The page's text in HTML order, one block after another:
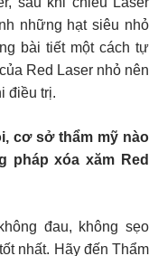
những hạt siêu nhỏ
bài tiết một cách tự
Red Laser nhỏ nên
điều trị.
cơ sở thẩm mỹ nào
pháp xóa xăm Red
đau, không sẹo
nhất. Hãy đến Thẩm